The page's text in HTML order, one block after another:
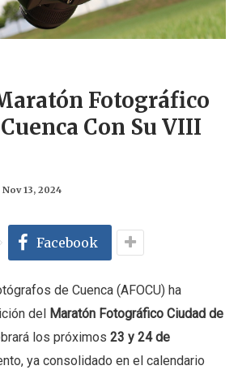
Fotográfico
Con Su VIII
Nov 13, 2024
Facebook
de Cuenca (AFOCU) ha
del Maratón Fotográfico Ciudad de
los próximos 23 y 24 de
ya consolidado en el calendario